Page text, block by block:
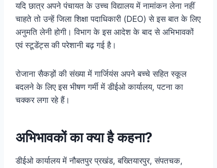
यदि छात्र अपने पंचायत के उच्च विद्यालय में नामांकन लेना नहीं
चाहते तो उन्हें जिला शिक्षा पदाधिकारी (DEO) से इस बात के लिए
अनुमति लेनी होगी। विभाग के इस आदेश के बाद से अभिभावकों
एवं स्टूडेंट्स की परेशानी बढ़ गई है।
रोजाना सैकड़ों की संख्या में गार्जियंस अपने बच्चे सहित स्कूल
बदलने के लिए इस भीषण गर्मी में डीईओ कार्यालय, पटना का
चक्कर लगा रहे हैं।
अभिभावकों का क्या है कहना?
डीईओ कार्यालय में नौबतपुर प्रखंड, बख्तियारपुर, संपतचक,